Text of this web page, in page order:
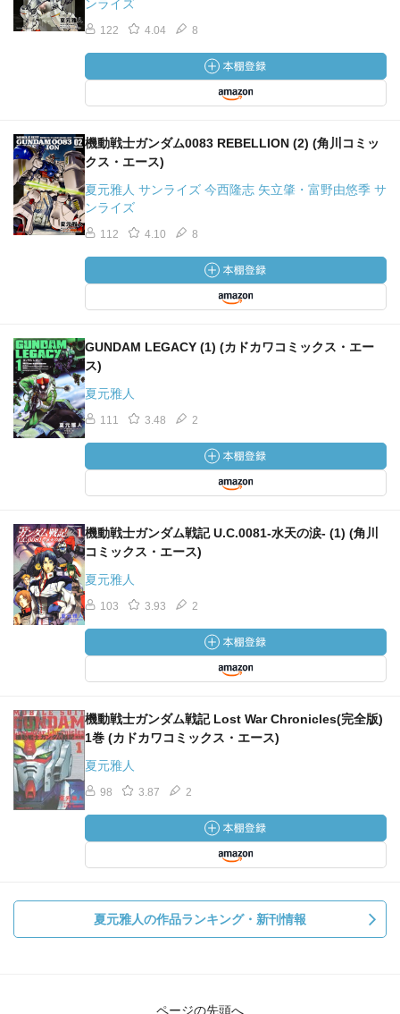
ンライズ
122 4.04 8
機動戦士ガンダム0083 REBELLION (2) (角川コミッ
クス・エース)
夏元雅人 サンライズ 今西隆志 矢立肇・富野由悠季 サ
ンライズ
112 4.10 8
GUNDAM LEGACY (1) (カドカワコミックス・エー
ス)
夏元雅人
111 3.48 2
機動戦士ガンダム戦記 U.C.0081‐水天の涙‐ (1) (角川
コミックス・エース)
夏元雅人
103 3.93 2
機動戦士ガンダム戦記 Lost War Chronicles(完全版)
1巻 (カドカワコミックス・エース)
夏元雅人
98 3.87 2
夏元雅人の作品ランキング・新刊情報
ページの先頭へ